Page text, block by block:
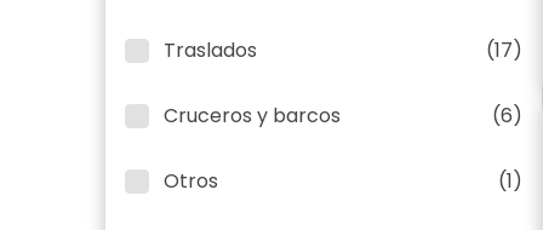
Traslados (17)
Cruceros y barcos (6)
Otros (1)